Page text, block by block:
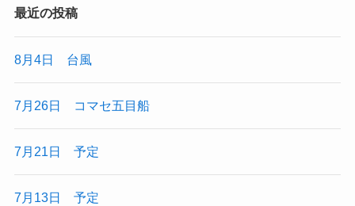
最近の投稿
8月4日 台風
7月26日 コマセ五目船
7月21日 予定
7月13日 予定